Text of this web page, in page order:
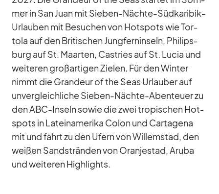
mer in San Juan mit Sie­ben-Nächte-Süd­ka­ri­bik-
Ur­lau­ben mit Be­su­chen von Hot­spots wie Tor­
tola auf den Bri­ti­schen Jung­fern­in­seln, Phil­ips­
burg auf St. Maar­ten, Cas­tries auf St. Lu­cia und
wei­te­ren groß­ar­ti­gen Zie­len. Für den Win­ter
nimmt die Gran­deur of the Seas Ur­lau­ber auf
un­ver­gleich­li­che Sie­ben-Nächte-Aben­teuer zu
den ABC-In­seln so­wie die zwei tro­pi­schen Hot­
spots in La­tein­ame­rika Co­lon und Car­ta­gena
mit und fährt zu den Ufern von Wil­lem­stad, den
wei­ßen Sand­strän­den von Oran­jes­tad, Aruba
und wei­te­ren High­lights.